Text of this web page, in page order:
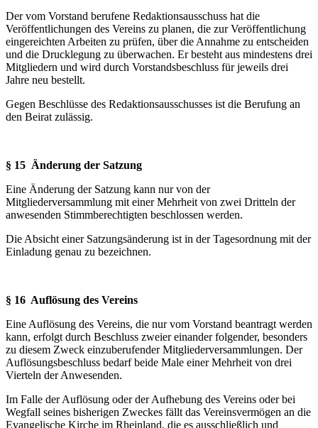
Der vom Vorstand berufene Redaktionsausschuss hat die
Veröffentlichungen des Vereins zu planen, die zur Veröffentlichung
eingereichten Arbeiten zu prüfen, über die Annahme zu ent­scheiden
und die Drucklegung zu überwachen. Er besteht aus mindestens drei
Mitgliedern und wird durch Vorstandsbeschluss für jeweils drei
Jahre neu bestellt.
Gegen Beschlüsse des Redaktionsausschusses ist die Berufung an
den Beirat zulässig.
§ 15 Änderung der Satzung
Eine Änderung der Satzung kann nur von der
Mitgliederversammlung mit einer Mehrheit von zwei Dritteln der
anwesenden Stimmberechtigten beschlossen werden.
Die Absicht einer Satzungsänderung ist in der Tagesordnung mit der
Einladung genau zu be­zeichnen.
§ 16 Auflösung des Vereins
Eine Auflösung des Vereins, die nur vom Vorstand beantragt werden
kann, erfolgt durch Be­schluss zweier einander folgender, besonders
zu diesem Zweck einzuberufender Mitglieder­versammlungen. Der
Auflösungsbeschluss bedarf beide Male einer Mehrheit von drei
Vierteln der Anwesenden.
Im Falle der Auflösung oder der Aufhebung des Vereins oder bei
Wegfall seines bisherigen Zweckes fällt das Vereinsvermögen an die
Evangelische Kirche im Rheinland, die es aus­schließlich und